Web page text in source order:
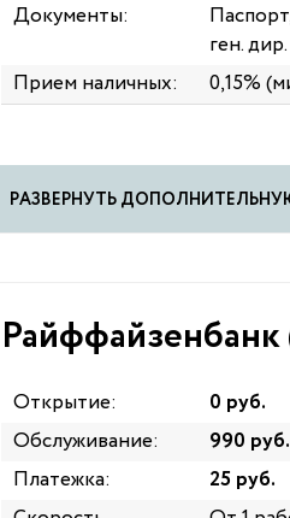
Документы:
ген.
Прием наличных:
0,15%
PАЗВЕРНУТЬ
Открытие:
0 руб.
Обслуживание:
990 руб.
Платежка:
25 руб.